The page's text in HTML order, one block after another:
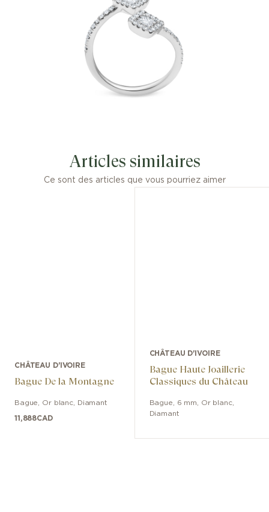
Articles similaires
Ce sont des articles que vous pourriez aimer
CHÂTEAU D'IVOIRE
Bague De la Montagne
Bague Or blanc Diamant
11,888CAD
CHÂTEAU D'IVOIRE
Bague Haute Joaillerie
Classiques du Château
Bague 6 mm Or blanc,
Diamant